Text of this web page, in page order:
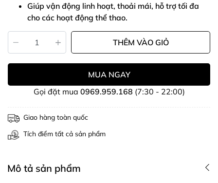
Giúp vận động linh hoạt, thoải mái, hỗ trợ tối đa
cho các hoạt động thể thao.
THÊM VÀO GIỎ
MUA NGAY
Gọi đặt mua 0969.959.168 (7:30 - 22:00)
Giao hàng toàn quốc
Tích điểm tất cả sản phẩm
Mô tả sản phẩm